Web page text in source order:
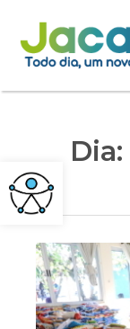
Pular
para
o
Dia: